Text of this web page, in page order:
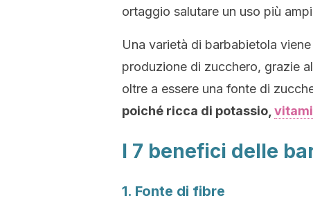
ortaggio salutare un uso più
Una varietà di barbabietola
produzione di zucchero, grazie
oltre a essere una fonte di
poiché ricca di potassio,
I 7 benefici delle
1. Fonte di fibre